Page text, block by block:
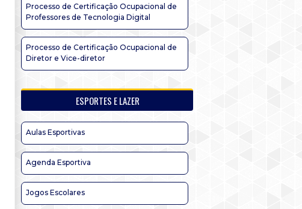
Processo de Certificação Ocupacional de
Professores de Tecnologia Digital
Processo de Certificação Ocupacional de
Diretor e Vice-diretor
ESPORTES E LAZER
Aulas Esportivas
Agenda Esportiva
Jogos Escolares